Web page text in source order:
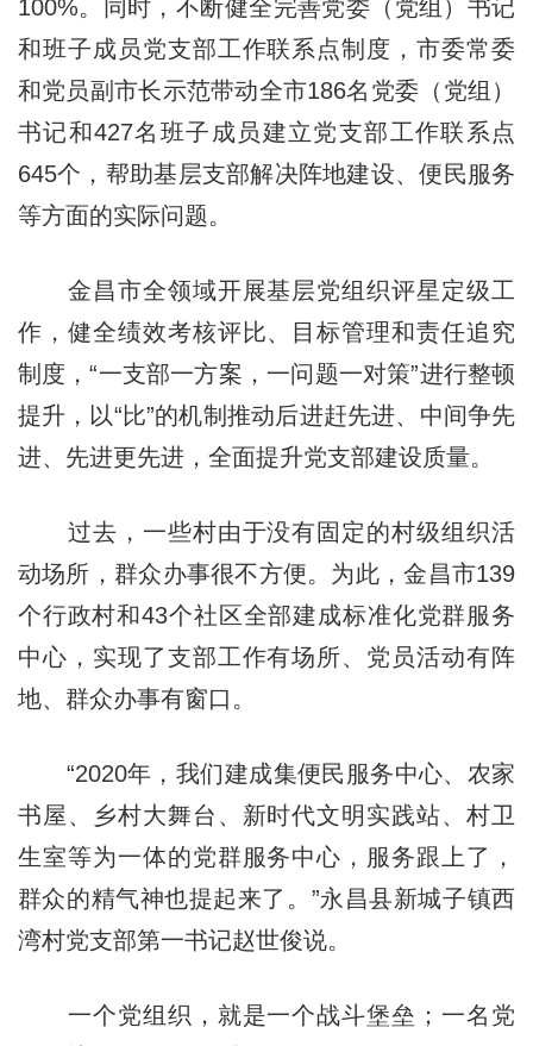
100%。同时，不断健全完善党委（党组）书记
和班子成员党支部工作联系点制度，市委常委
和党员副市长示范带动全市186名党委（党组）
书记和427名班子成员建立党支部工作联系点
645个，帮助基层支部解决阵地建设、便民服务
等方面的实际问题。
金昌市全领域开展基层党组织评星定级工
作，健全绩效考核评比、目标管理和责任追究
制度，“一支部一方案，一问题一对策”进行整顿
提升，以“比”的机制推动后进赶先进、中间争先
进、先进更先进，全面提升党支部建设质量。
过去，一些村由于没有固定的村级组织活
动场所，群众办事很不方便。为此，金昌市139
个行政村和43个社区全部建成标准化党群服务
中心，实现了支部工作有场所、党员活动有阵
地、群众办事有窗口。
“2020年，我们建成集便民服务中心、农家
书屋、乡村大舞台、新时代文明实践站、村卫
生室等为一体的党群服务中心，服务跟上了，
群众的精气神也提起来了。”永昌县新城子镇西
湾村党支部第一书记赵世俊说。
一个党组织，就是一个战斗堡垒；一名党